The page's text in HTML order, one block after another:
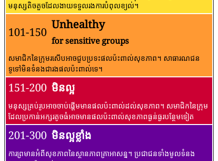
មនុស្សតិចតួចដែលងាយទទួលរងការបំពុលខ្យល់។
101-150
Unhealthy
for sensitive groups
សមាជិកនៃក្រុមរសើបអាចជួបប្រទះផលប៉ះពាល់សុខភាព។ សាធារណជន​
ទូទៅ​មិន​ទំនង​ជា​រង​ផល​ប៉ះពាល់​ទេ។
151-200 មិនល្អ
មនុស្សគ្រប់រូបអាចចាប់ផ្តើមមានផលប៉ះពាល់ដល់សុខភាព។ សមាជិកនៃក្រុម
ដែលប្រកាន់អក្សរតូចធំអាចមានផលប៉ះពាល់សុខភាពធ្ងន់ធ្ងរបន្ថែមទៀត
201-300 មិនល្អខ្លាំង
ការព្រមានអំពីសុខភាពនៃស្ថានភាពគ្រាអាសន្ន។ ប្រជាជនទាំងមូលទំនង